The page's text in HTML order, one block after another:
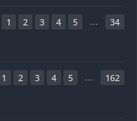
1 2 3 4 5 34
1 2 3 4 5 162